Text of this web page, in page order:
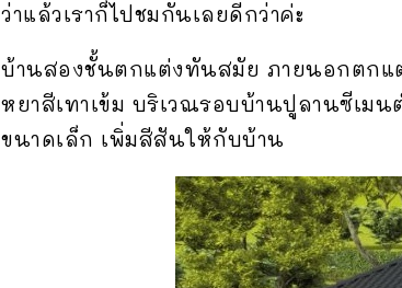
ว่าแล้วเราก็ไปชมกันเลยดีกว่าค่ะ
บ้านสองชั้นตกแต่งทันสมัย ภายนอกตกแ
หยาสีเทาเข้ม บริเวณรอบบ้านปูลานซีเม
ขนาดเล็ก เพิ่มสีสันให้กับบ้าน